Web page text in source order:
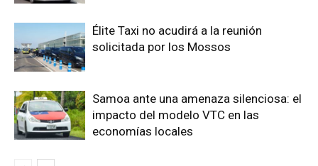
Élite Taxi no acudirá a la reunión
solicitada por los Mossos
Samoa ante una amenaza silenciosa: el
impacto del modelo VTC en las
economías locales